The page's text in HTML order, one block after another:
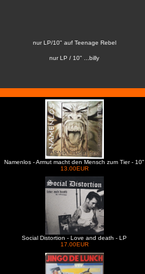
nur LP/10" auf Teenage Rebel
nur LP / 10" ...billy
Namenlos - Armut macht den Mensch zum Tier - 10"
13.00EUR
Social Distortion - Love and death - LP
17.00EUR